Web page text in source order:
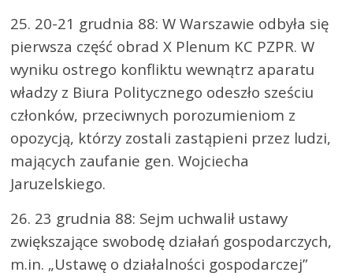
25. 20-21 grudnia 88: W Warszawie odbyła się
pierwsza część obrad X Plenum KC PZPR. W
wyniku ostrego konfliktu wewnątrz aparatu
władzy z Biura Politycznego odeszło sześciu
członków, przeciwnych porozumieniom z
opozycją, którzy zostali zastąpieni przez ludzi,
mających zaufanie gen. Wojciecha
Jaruzelskiego.
26. 23 grudnia 88: Sejm uchwalił ustawy
zwiększające swobodę działań gospodarczych,
m.in. „Ustawę o działalności gospodarczej”